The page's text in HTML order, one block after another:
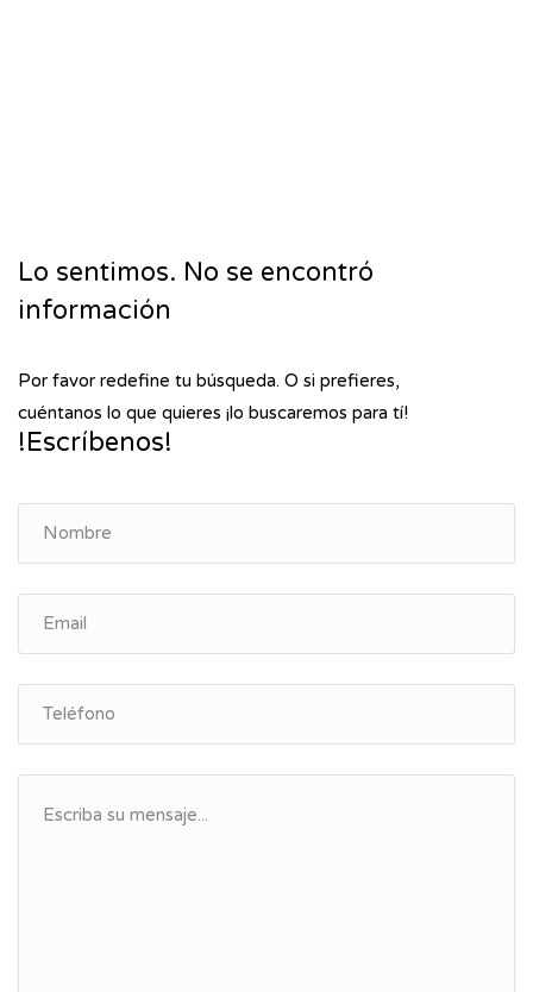
Lo sentimos. No se encontró
información
Por favor redefine tu búsqueda. O si prefieres,
cuéntanos lo que quieres ¡lo buscaremos para tí!
!Escríbenos!